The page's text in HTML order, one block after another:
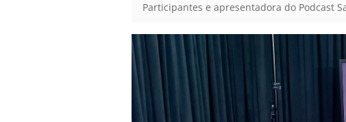
Participantes e apresentadora do Podcast